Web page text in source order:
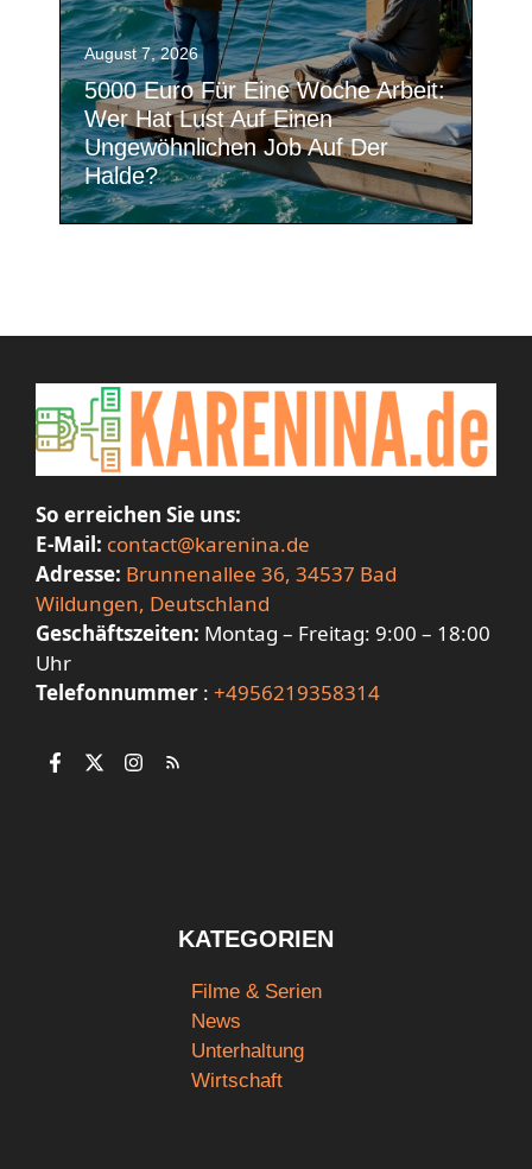
August 7, 2026
5000 Euro Für Eine Woche Arbeit:
Wer Hat Lust Auf Einen
Ungewöhnlichen Job Auf Der
Halde?
So erreichen Sie uns:
E-Mail: contact@karenina.de
Adresse: Brunnenallee 36, 34537 Bad
Wildungen, Deutschland
Geschäftszeiten: Montag – Freitag: 9:00 – 18:00
Uhr
Telefonnummer : +4956219358314
KATEGORIEN
Filme & Serien
News
Unterhaltung
Wirtschaft